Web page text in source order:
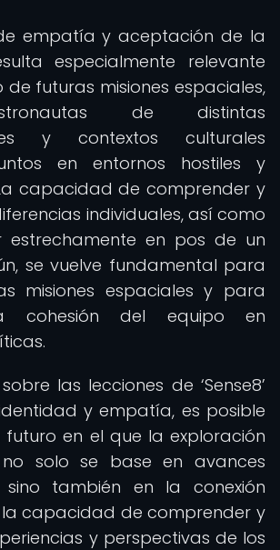
empatía y aceptación de la
especialmente relevante
de futuras misiones espaciales,
de distintas
y contextos culturales
en entornos hostiles y
capacidad de comprender y
individuales, así como
en pos de un
se vuelve fundamental para
misiones espaciales y para
cohesión del equipo en
las lecciones de ‘Sense8’
y empatía, es posible
futuro en el que la exploración
solo se base en avances
sino también en la conexión
capacidad de comprender y
y perspectivas de los